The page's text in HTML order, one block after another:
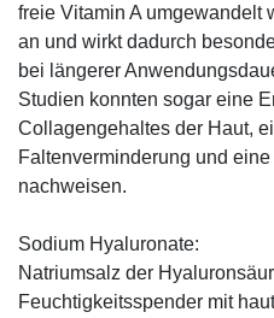
freie Vitamin A umgewandelt
an und wirkt dadurch
bei längerer
Studien konnten sogar eine
Collagengehaltes der Haut,
Faltenverminderung und
nachweisen.
Sodium Hyaluronate:
Natriumsalz der
Feuchtigkeitsspender mit